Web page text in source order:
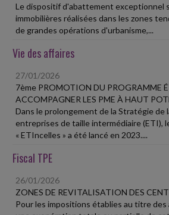
Le dispositif d'abattement exceptionnel
immobilières réalisées dans les zones
de grandes opérations d'urbanisme,...
Vie des affaires
27/01/2026
7ème PROMOTION DU PROGRAMME
ACCOMPAGNER LES PME À HAUT
Dans le prolongement de la Stratégie de
entreprises de taille intermédiaire (ETI),
« ETIncelles » a été lancé en 2023....
Fiscal TPE
26/01/2026
ZONES DE REVITALISATION DES
Pour les impositions établies au titre des